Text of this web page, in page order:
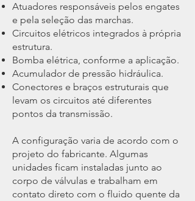
Atuadores responsáveis pelos engates
e pela seleção das marchas.
Circuitos elétricos integrados à própria
estrutura.
Bomba elétrica, conforme a aplicação.
Acumulador de pressão hidráulica.
Conectores e braços estruturais que
levam os circuitos até diferentes
pontos da transmissão.
A configuração varia de acordo com o
projeto do fabricante. Algumas
unidades ficam instaladas junto ao
corpo de válvulas e trabalham em
contato direto com o fluido quente da